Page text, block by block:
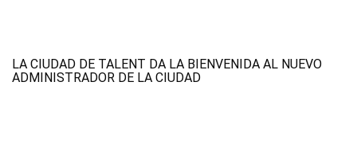
LA CIUDAD DE TALENT DA LA BIENVENIDA AL NUEVO
ADMINISTRADOR DE LA CIUDAD